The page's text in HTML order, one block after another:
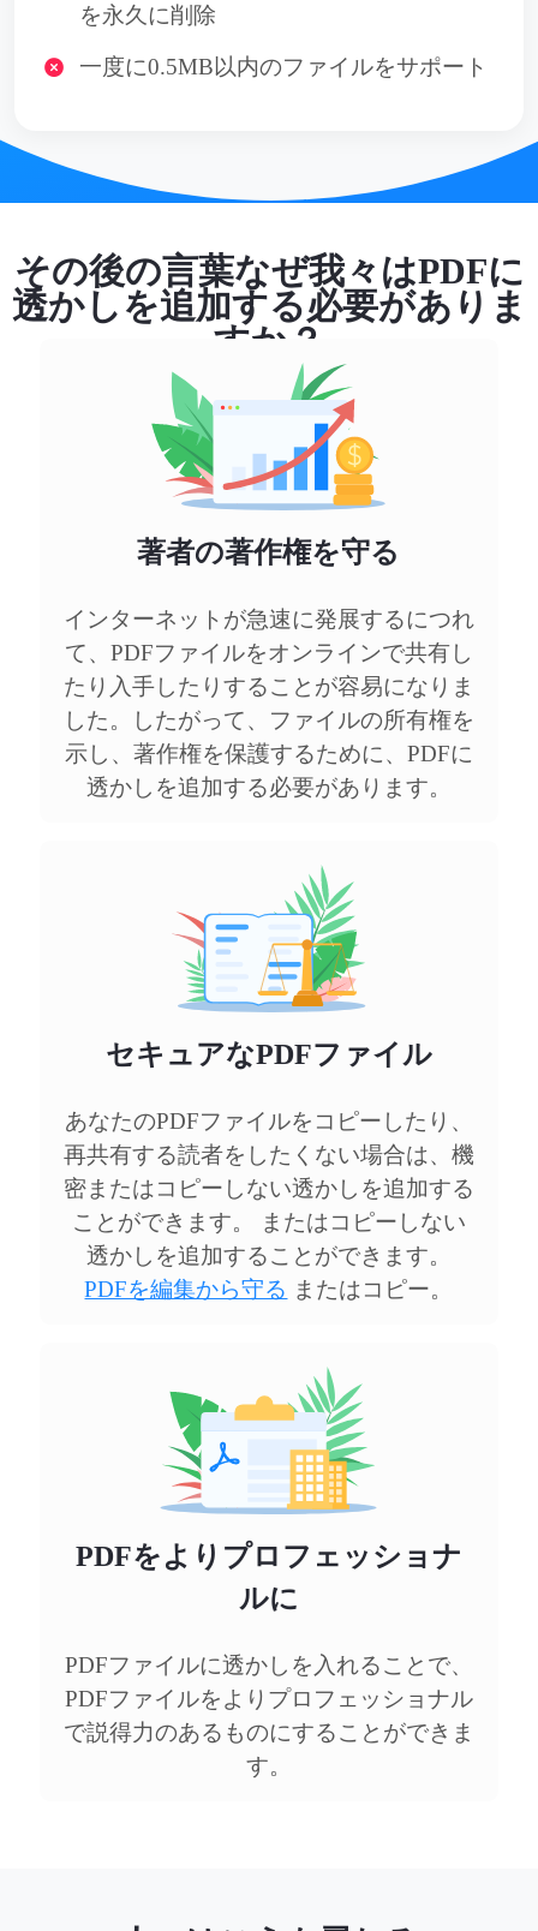
を永久に削除
一度に0.5MB以内のファイルをサポート
その後の言葉なぜ我々はPDFに
透かしを追加する必要がありま
すか？
著者の著作権を守る
インターネットが急速に発展するにつれ
て、PDFファイルをオンラインで共有し
たり入手したりすることが容易になりま
した。したがって、ファイルの所有権を
示し、著作権を保護するために、PDFに
透かしを追加する必要があります。
セキュアなPDFファイル
あなたのPDFファイルをコピーしたり、
再共有する読者をしたくない場合は、機
密またはコピーしない透かしを追加する
ことができます。 またはコピーしない
透かしを追加することができます。
PDFを編集から守る またはコピー。
PDFをよりプロフェッショナ
ルに
PDFファイルに透かしを入れることで、
PDFファイルをよりプロフェッショナル
で説得力のあるものにすることができま
す。